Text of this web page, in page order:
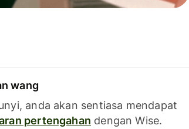
wang
anda akan sentiasa mendapat
pertengahan dengan Wise.